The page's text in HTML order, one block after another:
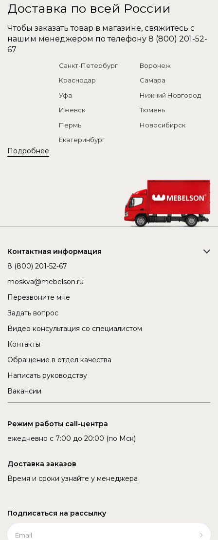
Доставка по всей России
Чтобы заказать товар в магазине, свяжитесь с
нашим менеджером по телефону 8 (800) 201-52-
67
Подробнее
Санкт-Петербург
Воронеж
Краснодар
Самара
Уфа
Нижний Новгород
Ижевск
Тюмень
Пермь
Новосибирск
Екатеринбург
Контактная информация
8 (800) 201-52-67
moskva@mebelson.ru
Перезвоните мне
Задать вопрос
Видео консультация со специалистом
Контакты
Обращение в отдел качества
Написать руководству
Вакансии
Режим работы call-центра
ежедневно с 7:00 до 20:00 (по Мск)
Доставка заказов
Время и сроки узнайте у менеджера
Подписаться на рассылку